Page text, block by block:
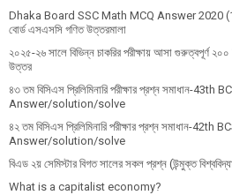
Dhaka Board SSC Math MCQ Answer 2020
বোর্ড এসএসসি গণিত উত্তরমালা
২০২৫-২৬ সালে বিভিন্ন চাকরির পরীক্ষায় আসা গুরুত্বপূর্ণ
উত্তর
৪৩ তম বিসিএস প্রিলিমিনারি পরীক্ষার প্রশ্ন সমাধান-
Answer/solution/solve
৪২ তম বিসিএস প্রিলিমিনারি পরীক্ষার প্রশ্ন সমাধান-
Answer/solution/solve
বিএড ২য় সেমিস্টার বিগত সালের সকল প্রশ্ন (উন্মুক্ত
What is a capitalist economy?